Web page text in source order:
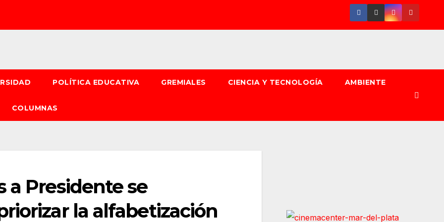
POLÍTICA EDUCATIVA GREMIALES CIENCIA Y TECNOLOGÍA AMBIENTE
COLUMNAS
a Presidente se
la alfabetización